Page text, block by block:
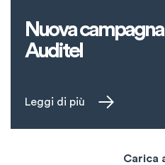
Nuova
Auditel
Leggi di più
Carica